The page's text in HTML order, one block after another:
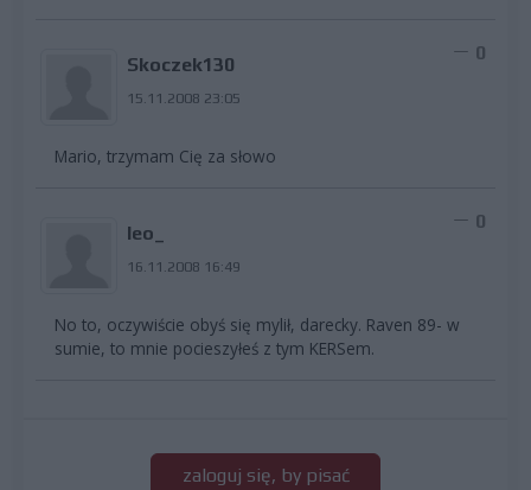
Skoczek130
15.11.2008 23:05
0
Mario, trzymam Cię za słowo
leo_
16.11.2008 16:49
0
No to, oczywiście obyś się mylił, darecky. Raven 89- w
sumie, to mnie pocieszyłeś z tym KERSem.
zaloguj się, by pisać